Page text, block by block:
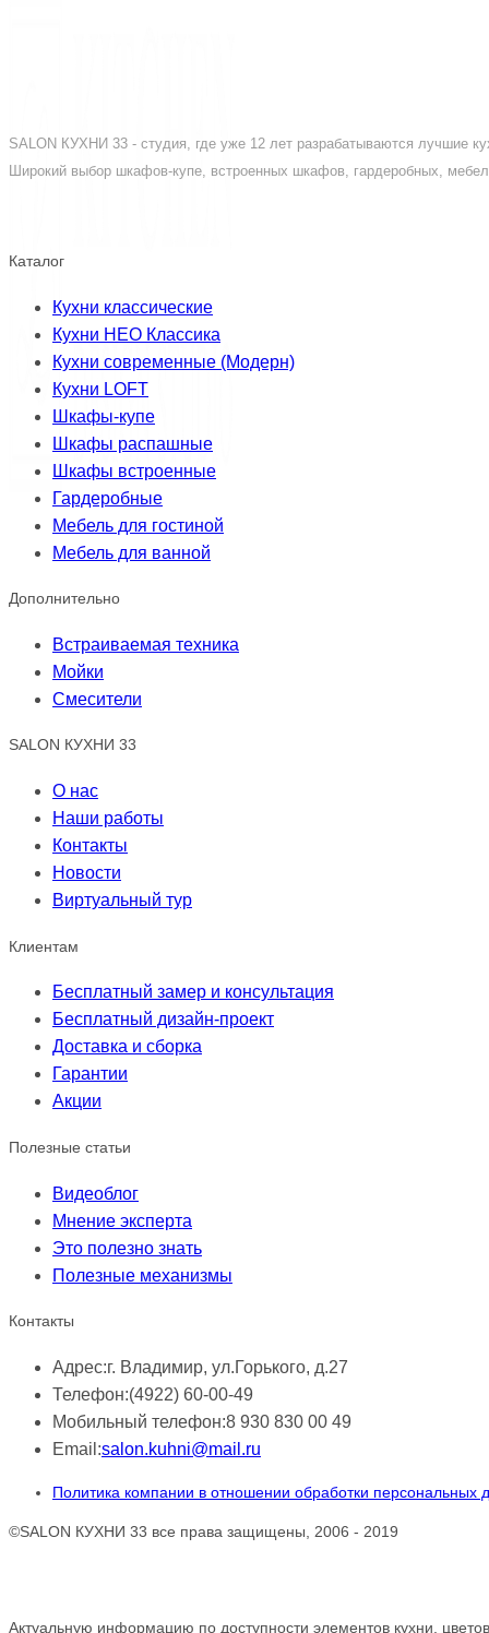
SALON КУХНИ 33 - студия, где уже 12 лет разрабатываются лучшие
Широкий выбор шкафов-купе, встроенных шкафов, гардеробных,
Каталог
Кухни классические
Кухни НЕО Классика
Кухни современные (Модерн)
Кухни LOFT
Шкафы-купе
Шкафы распашные
Шкафы встроенные
Гардеробные
Мебель для гостиной
Мебель для ванной
Дополнительно
Встраиваемая техника
Мойки
Смесители
SALON КУХНИ 33
О нас
Наши работы
Контакты
Новости
Виртуальный тур
Клиентам
Бесплатный замер и консультация
Бесплатный дизайн-проект
Доставка и сборка
Гарантии
Акции
Полезные статьи
Видеоблог
Мнение эксперта
Это полезно знать
Полезные механизмы
Контакты
Адрес:г. Владимир, ул.Горького, д.27
Телефон:(4922) 60-00-49
Мобильный телефон:8 930 830 00 49
Email:salon.kuhni@mail.ru
Политика компании в отношении обработки персональных
©SALON КУХНИ 33 все права защищены, 2006 - 2019
Актуальную информацию по доступности элементов кухни,